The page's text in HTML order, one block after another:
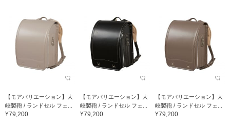
【モアバリエーション】大
峽製鞄 / ランドセル フェ...
¥79,200
【モアバリエーション】大
峽製鞄 / ランドセル フェ...
¥79,200
【モアバリエーション】大
峽製鞄 / ランドセル フェ...
¥79,200